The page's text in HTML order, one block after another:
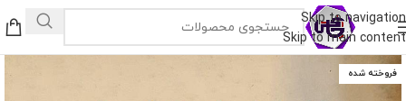
Skip to navigation
Skip to main content
فروخته شده